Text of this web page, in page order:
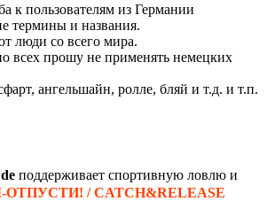
к пользователям из Германии
термины и названия.
люди со всего мира.
всех прошу не применять немецких
ангельшайн, ролле, бляй и т.д. и т.п.
de поддерживает спортивную ловлю и
/ CATCH&RELEASE